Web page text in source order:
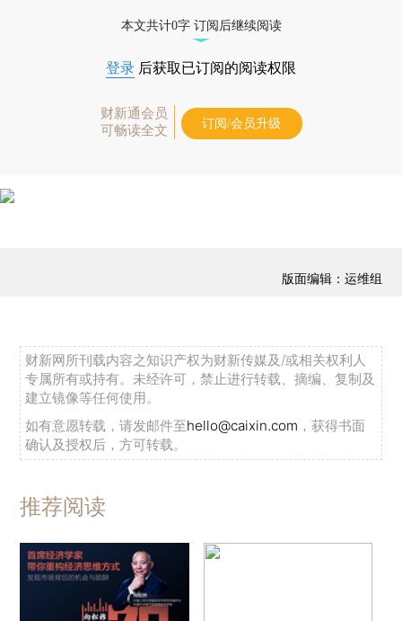
本文共计0字 订阅后继续阅读
登录 后获取已订阅的阅读权限
财新通会员
可畅读全文
订阅/会员升级
版面编辑：运维组
财新网所刊载内容之知识产权为财新传媒及/或相关权利人
专属所有或持有。未经许可，禁止进行转载、摘编、复制及
建立镜像等任何使用。
如有意愿转载，请发邮件至hello@caixin.com ，获得书面
确认及授权后，方可转载。
推荐阅读